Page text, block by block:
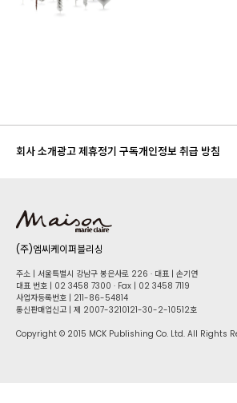
회사 소개광고 제휴정기 구독개인정보 취급 방침
(주)엠씨케이퍼블리싱
주소 | 서울특별시 강남구 봉은사로 226 · 대표 | 손기연
대표 번호 | 02 34​58 7300 · Fax | 02 34​58 7119
사업자등록번호 | 211-86-5​4814
통신판매업신고 | 제 2007-3210121-30-2-10512호
Copyright © 2015 MCK Publishing Co. Ltd. All Rights